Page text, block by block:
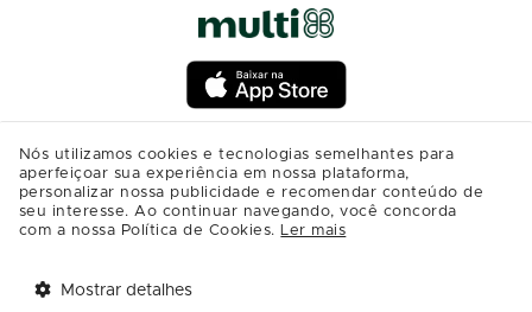
Nós utilizamos cookies e tecnologias semelhantes para
aperfeiçoar sua experiência em nossa plataforma,
personalizar nossa publicidade e recomendar conteúdo de
seu interesse. Ao continuar navegando, você concorda
com a nossa Política de Cookies. Ler mais
Mostrar detalhes